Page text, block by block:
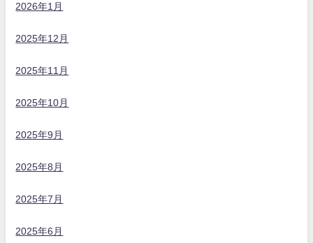
2026年1月
2025年12月
2025年11月
2025年10月
2025年9月
2025年8月
2025年7月
2025年6月